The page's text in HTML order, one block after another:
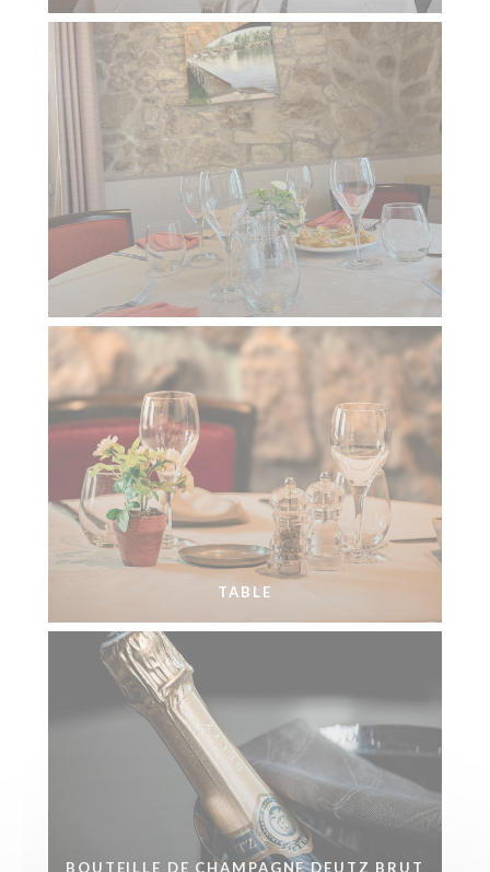
TABLE
BOUTEILLE DE CHAMPAGNE DEUTZ BRUT